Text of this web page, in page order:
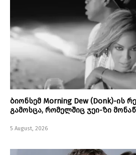
ბიონსემ Morning Dew (Donk)-ის
გამოსცა, რომელშიც ჯეი-ზი
5 August, 2026